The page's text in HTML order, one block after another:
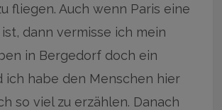
fliegen. Auch wenn Paris eine
dann vermisse ich mein
in Bergedorf doch ein
ich habe den Menschen hier
so viel zu erzählen. Danach